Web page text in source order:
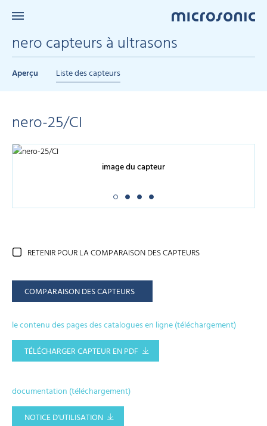
nero capteurs à ultrasons
Aperçu Liste des capteurs
nero-25/CI
image du capteur
RETENIR POUR LA COMPARAISON DES CAPTEURS
COMPARAISON DES CAPTEURS
le contenu des pages des catalogues en ligne (téléchargement)
TÉLÉCHARGER CAPTEUR EN PDF
documentation (téléchargement)
NOTICE D'UTILISATION